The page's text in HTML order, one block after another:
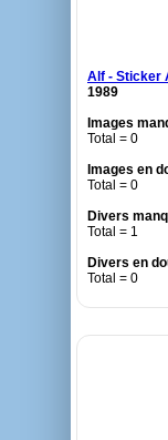
Alf - Sticker
1989
Images
Total = 0
Images en
Total = 0
Divers
Total = 1
Divers en
Total = 0